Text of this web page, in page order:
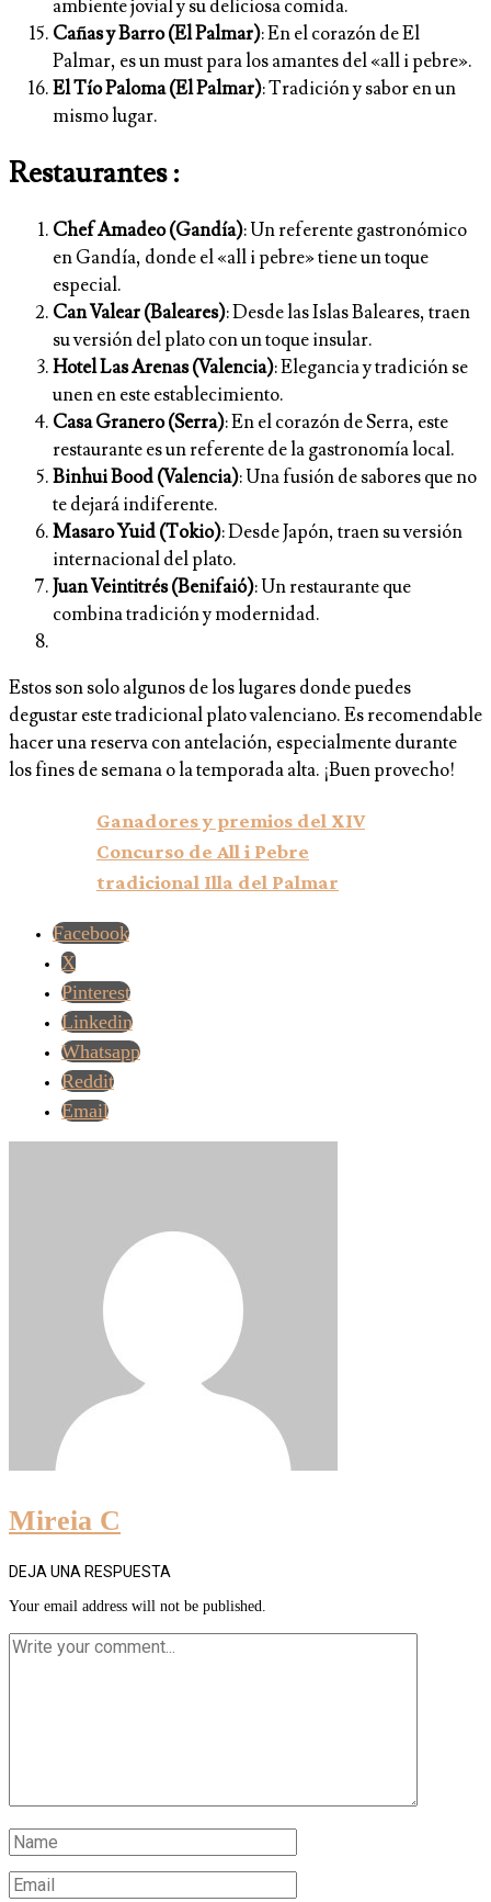
ambiente jovial y su deliciosa comida.
Cañas y Barro (El Palmar): En el corazón de El
Palmar, es un must para los amantes del «all i pebre».
El Tío Paloma (El Palmar): Tradición y sabor en un
mismo lugar.
Restaurantes :
Chef Amadeo (Gandía): Un referente gastronómico
en Gandía, donde el «all i pebre» tiene un toque
especial.
Can Valear (Baleares): Desde las Islas Baleares, traen
su versión del plato con un toque insular.
Hotel Las Arenas (Valencia): Elegancia y tradición se
unen en este establecimiento.
Casa Granero (Serra): En el corazón de Serra, este
restaurante es un referente de la gastronomía local.
Binhui Bood (Valencia): Una fusión de sabores que no
te dejará indiferente.
Masaro Yuid (Tokio): Desde Japón, traen su versión
internacional del plato.
Juan Veintitrés (Benifaió): Un restaurante que
combina tradición y modernidad.
Estos son solo algunos de los lugares donde puedes
degustar este tradicional plato valenciano. Es recomendable
hacer una reserva con antelación, especialmente durante
los fines de semana o la temporada alta. ¡Buen provecho!
Ganadores y premios del XIV
Concurso de All i Pebre
tradicional Illa del Palmar
Facebook
X
Pinterest
Linkedin
Whatsapp
Reddit
Email
Mireia C
DEJA UNA RESPUESTA
Your email address will not be published.